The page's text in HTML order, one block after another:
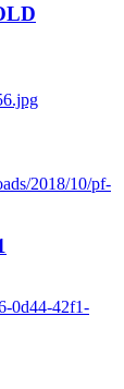
2018/10/pf-
0d44-42f1-